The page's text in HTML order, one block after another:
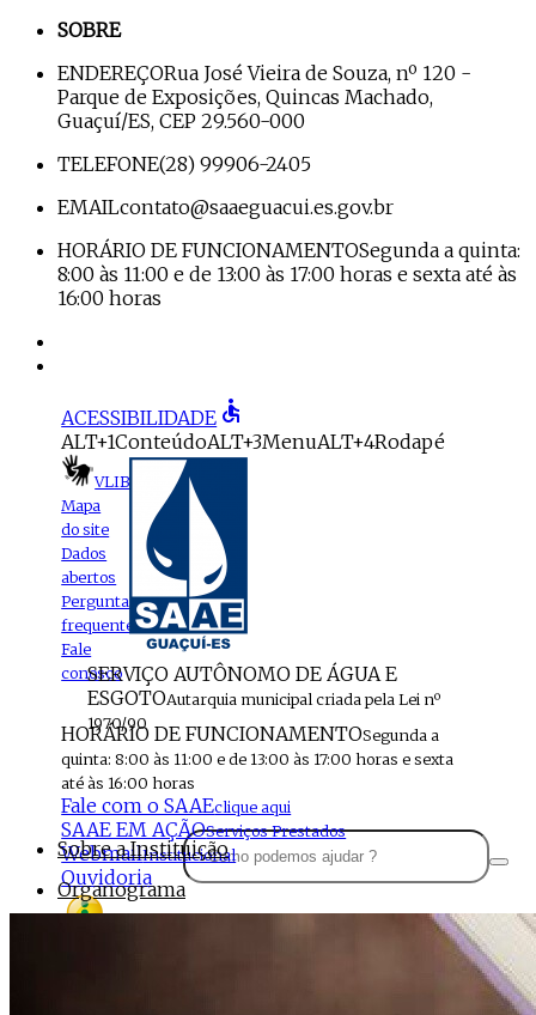
SOBRE
ENDEREÇORua José Vieira de Souza, nº 120 -
Parque de Exposições, Quincas Machado,
Guaçuí/ES, CEP 29.560-000
TELEFONE(28) 99906-2405
EMAILcontato@saaeguacui.es.gov.br
HORÁRIO DE FUNCIONAMENTOSegunda a quinta:
8:00 às 11:00 e de 13:00 às 17:00 horas e sexta até às
16:00 horas
ACESSIBILIDADE accessible
ALT+1ConteúdoALT+3MenuALT+4Rodapé
VLIBRAS
Mapa
do site
Dados
abertos
Perguntas
frequentes
Fale
conosco
SERVIÇO AUTÔNOMO DE ÁGUA E
ESGOTOAutarquia municipal criada pela Lei nº
1970/90
HORÁRIO DE FUNCIONAMENTOSegunda a
quinta: 8:00 às 11:00 e de 13:00 às 17:00 horas e sexta
até às 16:00 horas
Fale com o SAAEclique aqui
SAAE EM AÇÃOServiços Prestados
WebmailInstitucional
Ouvidoria
Sobre a Instituição
Organograma